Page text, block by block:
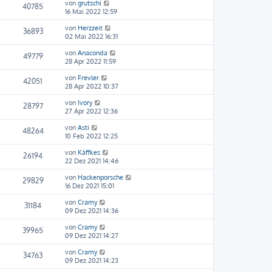
40785 von grutschi
16 Mai 2022 12:59
36893 von Herzzeit
02 Mai 2022 16:31
49779 von Anaconda
28 Apr 2022 11:59
42051 von Frevler
28 Apr 2022 10:37
28797 von Ivory
27 Apr 2022 12:36
48264 von Asti
10 Feb 2022 12:25
26194 von Käffkes
22 Dez 2021 14:46
29829 von Hackenporsche
16 Dez 2021 15:01
31184 von Cramy
09 Dez 2021 14:36
39965 von Cramy
09 Dez 2021 14:27
34763 von Cramy
09 Dez 2021 14:23